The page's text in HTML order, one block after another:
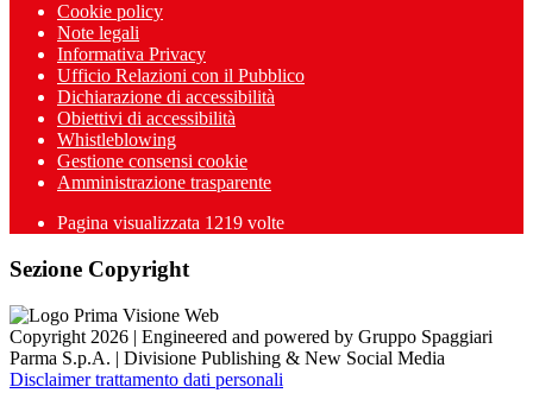
Cookie policy
Note legali
Informativa Privacy
Ufficio Relazioni con il Pubblico
Dichiarazione di accessibilità
Obiettivi di accessibilità
Whistleblowing
Gestione consensi cookie
Amministrazione trasparente
Pagina visualizzata 1219 volte
Sezione Copyright
Copyright 2026 | Engineered and powered by Gruppo Spaggiari
Parma S.p.A. | Divisione Publishing & New Social Media
Disclaimer trattamento dati personali